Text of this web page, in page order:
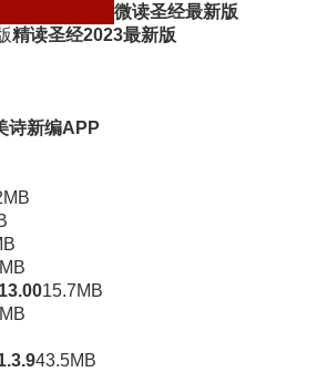
微读圣经最新版
精读圣经2023最新版
诗新编APP
15.7MB
43.5MB